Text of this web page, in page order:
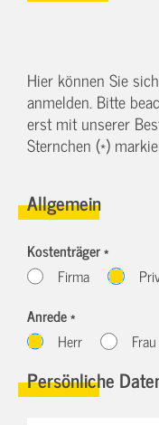
Hier können Sie
anmelden. Bitte
erst mit unserer
Sternchen (*)
Allgemein
Kostenträger *
Firma
Anrede *
Herr
Frau
Persönliche